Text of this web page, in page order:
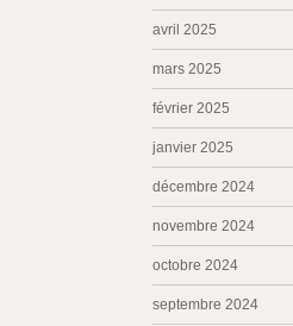
avril 2025
mars 2025
février 2025
janvier 2025
décembre 2024
novembre 2024
octobre 2024
septembre 2024